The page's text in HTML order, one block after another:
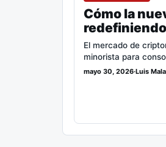
Cómo la
El mercado de
minorista para
mayo 30, 2026·Luis